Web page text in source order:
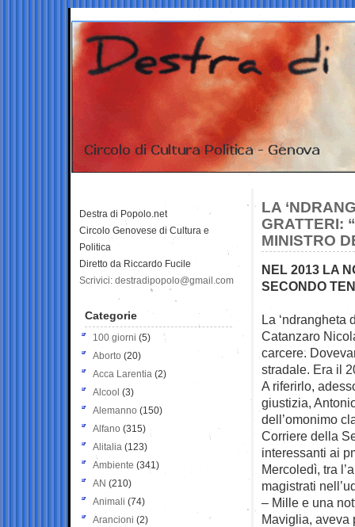
LA
GRATTERI:
MINISTRO
NEL 2013 LA
SECONDO
La ‘ndrangheta
Catanzaro
carcere.
stradale. Era il
A riferirlo,
giustizia,
dell’omonimo
Corriere della
interessanti ai
Mercoledì, tra
magistrati
– Mille e una
Maviglia, aveva
Destra di Popolo.net
Circolo Genovese di Cultura e
Politica
Diretto da Riccardo Fucile
Scrivici: destradipopolo@gmail.com
Categorie
100 giorni (5)
Aborto (20)
Acca Larentia (2)
Alcool (3)
Alemanno (150)
Alfano (315)
Alitalia (123)
Ambiente (341)
AN (210)
Animali (74)
Arancioni (2)